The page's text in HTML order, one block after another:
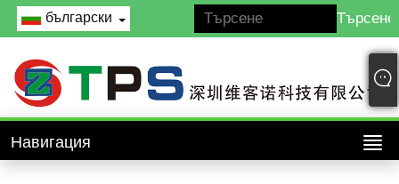
български
Навигация